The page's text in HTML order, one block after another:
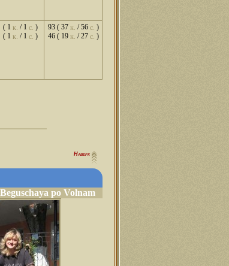
( 1 к. / 1 с. )
( 1 к. / 1 с. )
93 ( 37 к. / 56 с. )
46 ( 19 к. / 27 с. )
Наверх
po Volnam